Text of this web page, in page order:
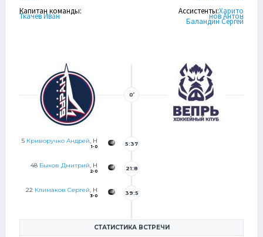
Капитан команды:
Ткачев Иван
Ассистенты:Харито
нов Антон
Баландин Сергей
0’
5 Криворучко Андрей, Н
1-0 5:37
48 Быков Дмитрий, Н
2-0 21:8
22 Климаков Сергей, Н
3-0 39:5
СТАТИСТИКА ВСТРЕЧИ